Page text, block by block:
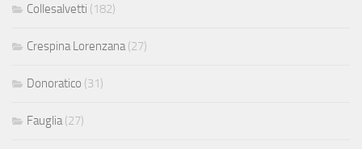
Collesalvetti (182)
Crespina Lorenzana (27)
Donoratico (31)
Fauglia (27)